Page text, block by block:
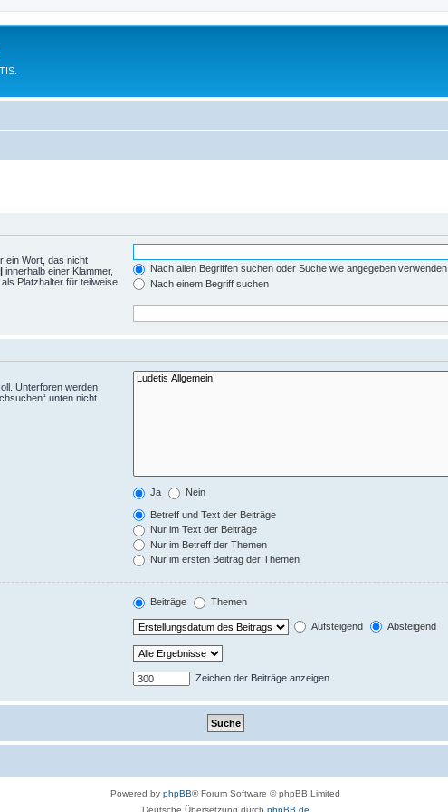
ein Wort, das nicht
| innerhalb einer Klammer,
Platzhalter für teilweise
Nach allen Begriffen suchen oder Suche wie angegeben verwenden
Nach einem Begriff suchen
Unterforen werden
unten nicht
Ja Nein
Betreff und Text der Beiträge
Nur im Text der Beiträge
Nur im Betreff der Themen
Nur im ersten Beitrag der Themen
Beiträge Themen
Aufsteigend Absteigend
Zeichen der Beiträge anzeigen
Powered by phpBB® Forum Software © phpBB Limited
Deutsche Übersetzung durch phpBB.de